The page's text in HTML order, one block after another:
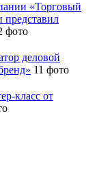
«Торговый
фото
деловой
11 фото
класс от